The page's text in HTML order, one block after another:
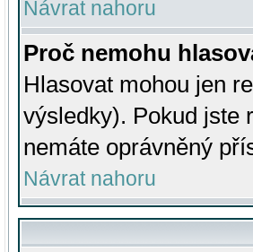
Návrat nahoru
Proč nemohu
Hlasovat mohou jen
výsledky). Pokud jste
nemáte oprávněný
Návrat nahoru